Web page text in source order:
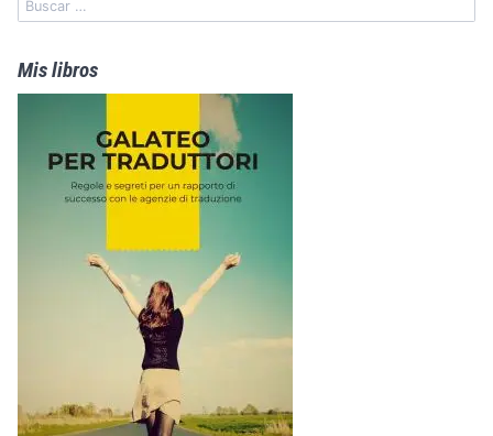
Mis libros